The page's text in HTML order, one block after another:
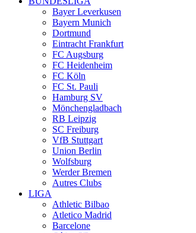
Bayer Leverkusen
Bayern Munich
Dortmund
Eintracht Frankfurt
FC Augsburg
FC Heidenheim
FC Köln
FC St. Pauli
Hamburg SV
Mönchengladbach
RB Leipzig
SC Freiburg
VfB Stuttgart
Union Berlin
Wolfsburg
Werder Bremen
Autres Clubs
LIGA
Athletic Bilbao
Atletico Madrid
Barcelone